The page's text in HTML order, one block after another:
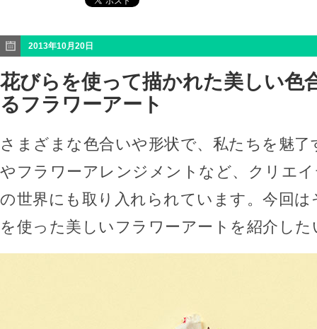
2013年10月20日
花びらを使って描かれた美しい色
るフラワーアート
さまざまな色合いや形状で、私たちを魅了
やフラワーアレンジメントなど、クリエ
の世界にも取り入れられています。今回
を使った美しいフラワーアートを紹介し